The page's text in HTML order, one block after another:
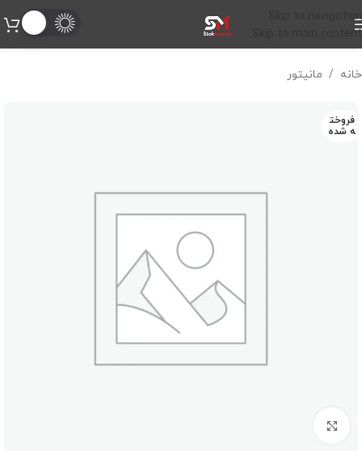
Skip to navigation
Skip to main content
خانه / مانیتور
فروخت
ه شده